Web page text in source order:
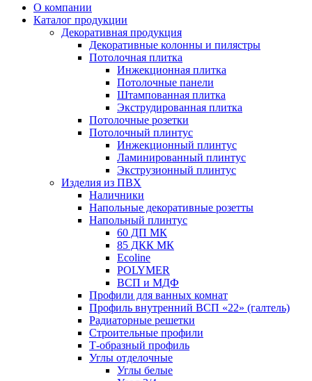
О компании
Каталог продукции
Декоративная продукция
Декоративные колонны и пилястры
Потолочная плитка
Инжекционная плитка
Потолочные панели
Штампованная плитка
Экструдированная плитка
Потолочные розетки
Потолочный плинтус
Инжекционный плинтус
Ламинированный плинтус
Экструзионный плинтус
Изделия из ПВХ
Наличники
Напольные декоративные розетты
Напольный плинтус
60 ДП МК
85 ДКК МК
Ecoline
POLYMER
ВСП и МДФ
Профили для ванных комнат
Профиль внутренний ВСП «22» (галтель)
Радиаторные решетки
Строительные профили
Т-образный профиль
Углы отделочные
Углы белые